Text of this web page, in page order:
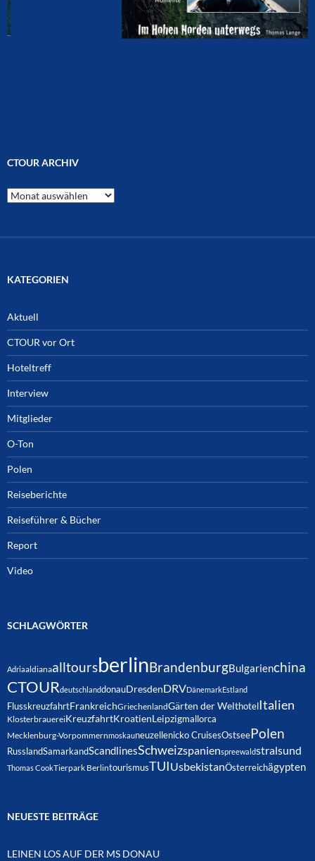
CTOUR ARCHIV
CTOUR
Archiv
KATEGORIEN
Aktuell
CTOUR vor Ort
Hoteltreff
Interview
Mitglieder
O-Ton
Polen
Reiseberichte
Reiseführer & Bücher
Report
Video
SCHLAGWÖRTER
AdriaaldianaalltoursberlinBrandenburgBulgarienchina
CTOURdeutschlanddonauDresdenDRVDänemarkEstland
FlusskreuzfahrtFrankreichGriechenlandGärten der Welthotel Italien
KlosterbrauereiKreuzfahrtKroatienLeipzigmallorca
Mecklenburg-Vorpommernmoskauneuzellenicko CruisesOstseePolen
RusslandSamarkandScandlinesSchweizspanienspreewaldstralsund
Thomas CookTierpark BerlintourismusTUIUsbekistanÖsterreichägypten
NEUESTE BEITRÄGE
LEINEN LOS AUF DER MS DONAU